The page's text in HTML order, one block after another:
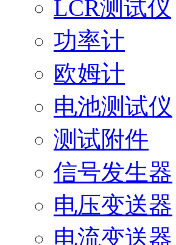
LCR测试仪
功率计
欧姆计
电池测试仪
测试附件
信号发生器
电压变送器
电流变送器